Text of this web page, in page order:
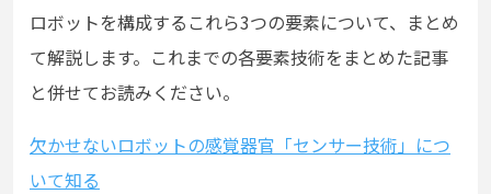
ロボットを構成するこれら3つの要素について、まとめ
て解説します。これまでの各要素技術をまとめた記事
と併せてお読みください。
欠かせないロボットの感覚器官「センサー技術」につ
いて知る